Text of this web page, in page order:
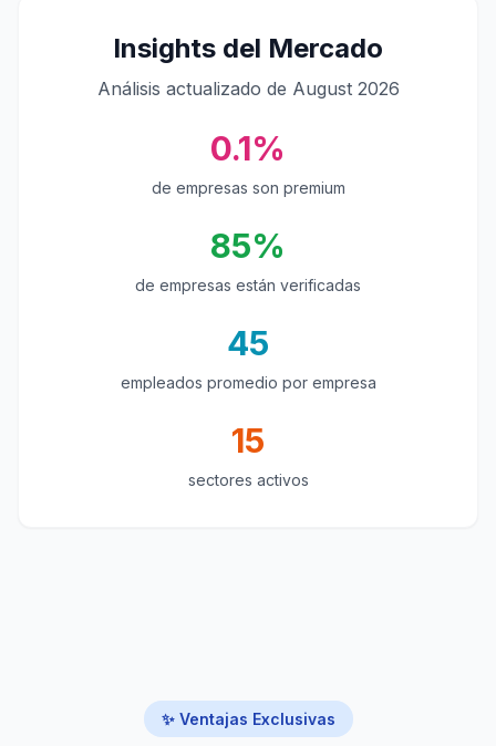
Insights del Mercado
Análisis actualizado de August 2026
0.1%
de empresas son premium
85%
de empresas están verificadas
45
empleados promedio por empresa
15
sectores activos
✨ Ventajas Exclusivas